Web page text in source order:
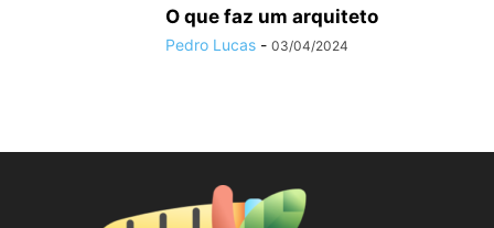
O que faz um arquiteto
Pedro Lucas - 03/04/2024